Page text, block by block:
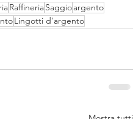
RaffineriaSaggioargento
Lingotti d'argento